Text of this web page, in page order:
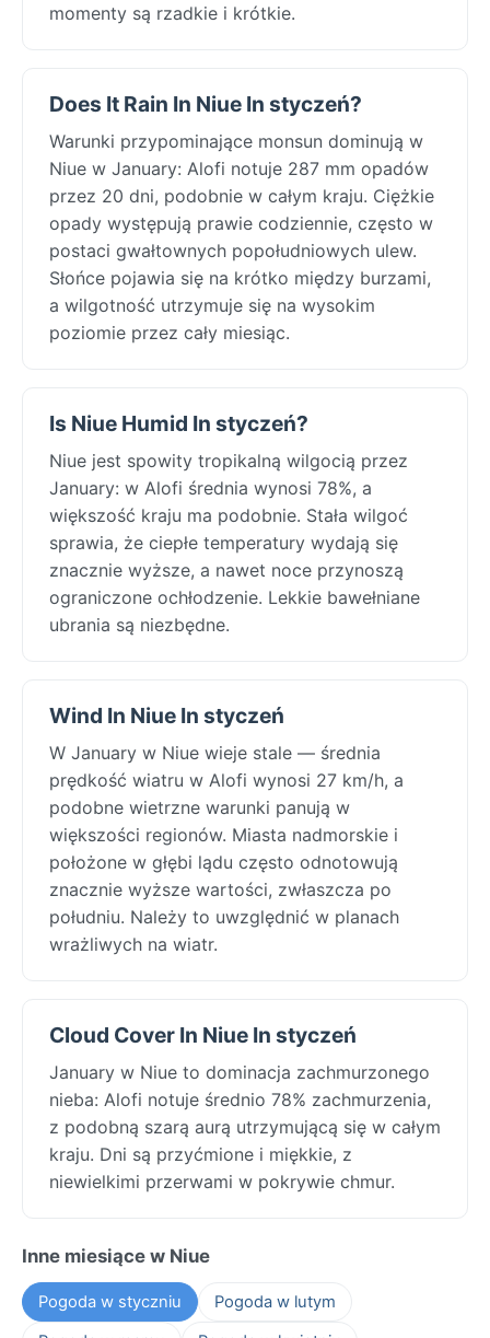
momenty są rzadkie i krótkie.
Does It Rain In Niue In styczeń?
Warunki przypominające monsun dominują w
Niue w January: Alofi notuje 287 mm opadów
przez 20 dni, podobnie w całym kraju. Ciężkie
opady występują prawie codziennie, często w
postaci gwałtownych popołudniowych ulew.
Słońce pojawia się na krótko między burzami,
a wilgotność utrzymuje się na wysokim
poziomie przez cały miesiąc.
Is Niue Humid In styczeń?
Niue jest spowity tropikalną wilgocią przez
January: w Alofi średnia wynosi 78%, a
większość kraju ma podobnie. Stała wilgoć
sprawia, że ciepłe temperatury wydają się
znacznie wyższe, a nawet noce przynoszą
ograniczone ochłodzenie. Lekkie bawełniane
ubrania są niezbędne.
Wind In Niue In styczeń
W January w Niue wieje stale — średnia
prędkość wiatru w Alofi wynosi 27 km/h, a
podobne wietrzne warunki panują w
większości regionów. Miasta nadmorskie i
położone w głębi lądu często odnotowują
znacznie wyższe wartości, zwłaszcza po
południu. Należy to uwzględnić w planach
wrażliwych na wiatr.
Cloud Cover In Niue In styczeń
January w Niue to dominacja zachmurzonego
nieba: Alofi notuje średnio 78% zachmurzenia,
z podobną szarą aurą utrzymującą się w całym
kraju. Dni są przyćmione i miękkie, z
niewielkimi przerwami w pokrywie chmur.
Inne miesiące w Niue
Pogoda w styczniu
Pogoda w lutym